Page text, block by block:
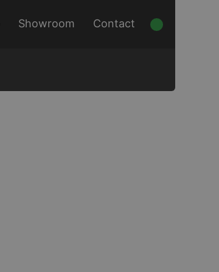
Showroom Contact